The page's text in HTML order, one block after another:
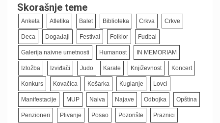
Skorašnje teme
Anketa Atletika Balet Biblioteka Crkva Crkve
Deca Događaji Festival Folklor Fudbal
Galerija naivne umetnosti Humanost IN MEMORIAM
Izložba Izviđači Judo Karate Književnost Koncert
Konkurs Kovačica Košarka Kuglanje Lovci
Manifestacije MUP Naiva Najave Odbojka Opština
Penzioneri Plivanje Posao Pozorište Praznici